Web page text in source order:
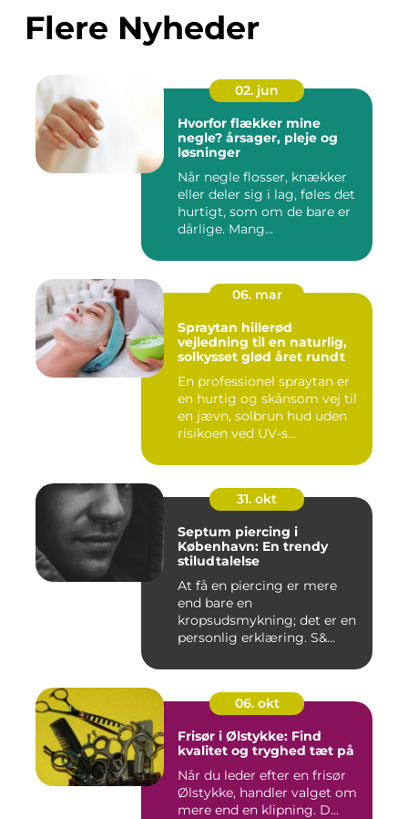
Flere Nyheder
02. jun
Hvorfor flækker mine
negle? årsager, pleje og
løsninger
Når negle flosser, knækker
eller deler sig i lag, føles det
hurtigt, som om de bare er
dårlige. Mang...
06. mar
Spraytan hillerød
vejledning til en naturlig,
solkysset glød året rundt
En professionel spraytan er
en hurtig og skånsom vej til
en jævn, solbrun hud uden
risikoen ved UV-s...
31. okt
Septum piercing i
København: En trendy
stiludtalelse
At få en piercing er mere
end bare en
kropsudsmykning; det er en
personlig erklæring. S&...
06. okt
Frisør i Ølstykke: Find
kvalitet og tryghed tæt på
Når du leder efter en frisør
Ølstykke, handler valget om
mere end en klipning. D...